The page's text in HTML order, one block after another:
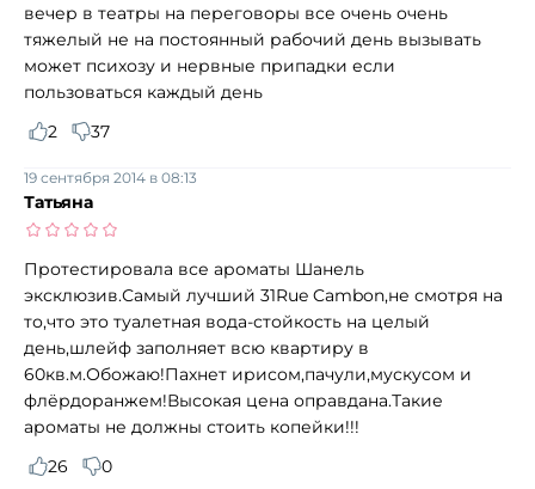
вечер в театры на переговоры все очень очень
тяжелый не на постоянный рабочий день вызывать
может психозу и нервные припадки если
пользоваться каждый день
2
37
Татьяна
19 сентября 2014 в 08:13
Протестировала все ароматы Шанель
эксклюзив.Самый лучший 31Rue Cambon,не смотря на
то,что это туалетная вода-стойкость на целый
день,шлейф заполняет всю квартиру в
60кв.м.Обожаю!Пахнет ирисом,пачули,мускусом и
флёрдоранжем!Высокая цена оправдана.Такие
ароматы не должны стоить копейки!!!
26
0